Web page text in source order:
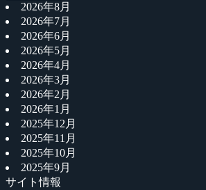
2026年8月
2026年7月
2026年6月
2026年5月
2026年4月
2026年3月
2026年2月
2026年1月
2025年12月
2025年11月
2025年10月
2025年9月
サイト情報